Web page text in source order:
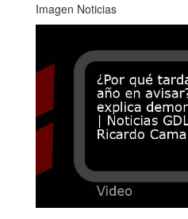
Imagen Noticias